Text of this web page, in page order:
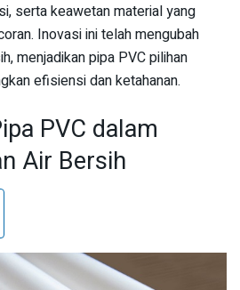
serta keawetan material yang
Inovasi ini telah mengubah
menjadikan pipa PVC pilihan
efisiensi dan ketahanan.
PVC dalam
Air Bersih